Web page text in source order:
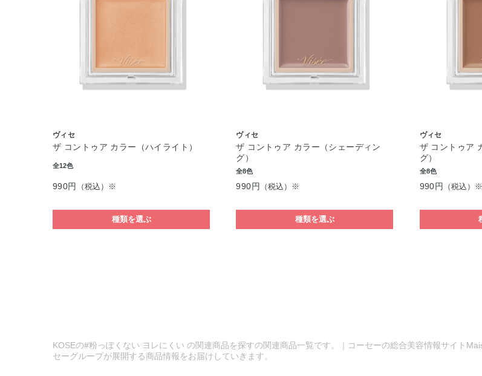
ヴィセ
ザ コントゥア カラー（ハイライト）
全12色
990円 （税込）※
種類を選ぶ
ヴィセ
ザ コントゥア カラー（シェーディン
グ）
全8色
990円 （税込）※
種類を選ぶ
ヴィセ
ザ コントゥア
グ）
全8色
990円 （税込）※
KOSEの#粉っぽくない ヨレにくい の関連商品を探すの関連商品一覧です。｜コーセーの総合美容情報サイト
セーグループが展開する商品情報をお届けしていきます。